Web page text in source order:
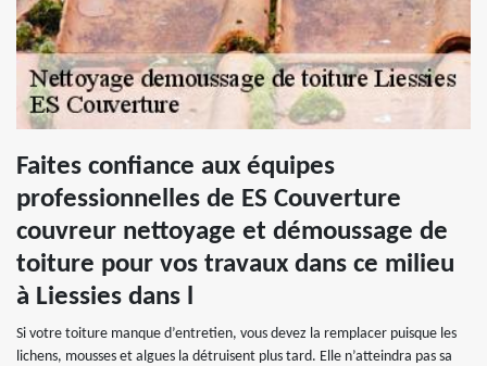
Faites confiance aux équipes
professionnelles de ES Couverture
couvreur nettoyage et démoussage de
toiture pour vos travaux dans ce milieu
à Liessies dans l
Si votre toiture manque d’entretien, vous devez la remplacer puisque les
lichens, mousses et algues la détruisent plus tard. Elle n’atteindra pas sa